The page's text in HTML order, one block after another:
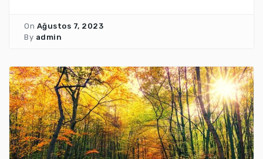
On Ağustos 7, 2023
By admin